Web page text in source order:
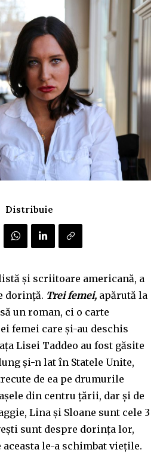
Distribuie
și scriitoare americană, a
dorință. Trei femei, apărută la
un roman, ci o carte
femei care și-au deschis
Lisei Taddeo au fost găsite
și-n lat în Statele Unite,
de ea pe drumurile
din centru țării, dar și de
Lina și Sloane sunt cele 3
sunt despre dorința lor,
le-a schimbat viețile.